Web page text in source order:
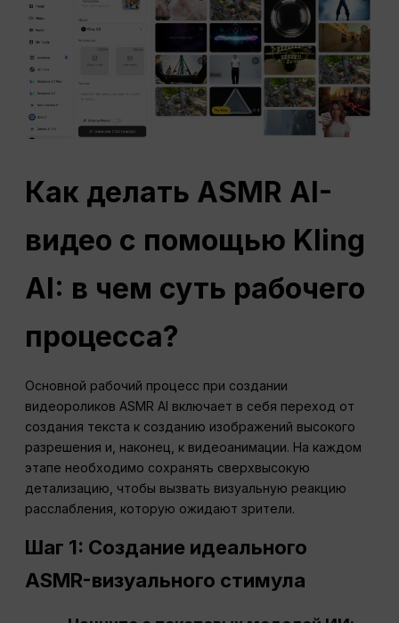
Как делать ASMR AI-
видео с помощью Kling
AI: в чем суть рабочего
процесса?
Основной рабочий процесс при создании
видеороликов ASMR AI включает в себя переход от
создания текста к созданию изображений высокого
разрешения и, наконец, к видеоанимации. На каждом
этапе необходимо сохранять сверхвысокую
детализацию, чтобы вызвать визуальную реакцию
расслабления, которую ожидают зрители.
Шаг 1: Создание идеального
ASMR-визуального стимула